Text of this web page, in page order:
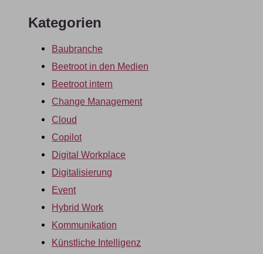
Kategorien
Baubranche
Beetroot in den Medien
Beetroot intern
Change Management
Cloud
Copilot
Digital Workplace
Digitalisierung
Event
Hybrid Work
Kommunikation
Künstliche Intelligenz